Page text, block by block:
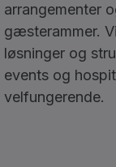
arrangementer
gæsterammer.
løsninger og
events og
velfungerende.